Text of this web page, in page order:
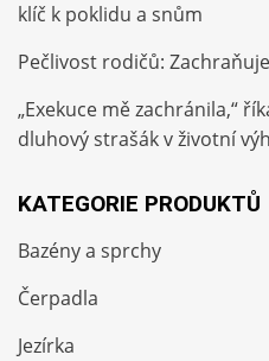
klíč k poklidu a snům
Pečlivost rodičů:
„Exekuce mě zachránila,“
dluhový strašák v životní
KATEGORIE PRODUKTŮ
Bazény a sprchy
Čerpadla
Jezírka